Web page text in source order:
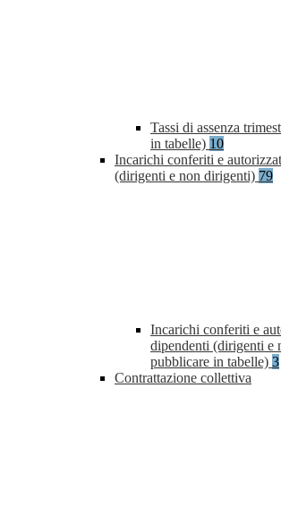
Tassi di assenza
in tabelle) 10
Incarichi conferiti e
(dirigenti e non dirigenti) 79
Incarichi conferiti e
dipendenti (dirigenti e
pubblicare in tabelle) 3
Contrattazione collettiva